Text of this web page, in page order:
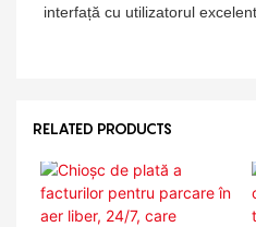
interfață cu utilizatorul
RELATED PRODUCTS